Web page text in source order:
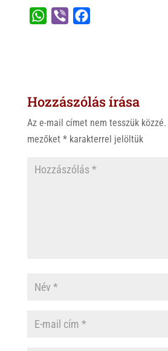
A
p
o
k
Hozzászólás írása
Az e-mail címet nem tesszük közzé.
mezőket *karakterrel jelöltük